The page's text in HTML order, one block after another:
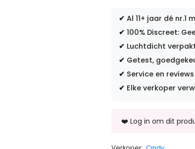
✔ Al 11+ jaar dé
✔ 100% Discreet:
✔ Luchtdicht
✔ Getest,
✔ Service en
✔ Elke verkoper